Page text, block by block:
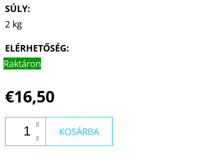
SÚLY:
2 kg
ELÉRHETŐSÉG:
Raktáron
€16,50
KOSÁRBA